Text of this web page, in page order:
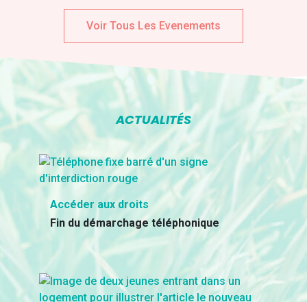
Voir Tous Les Evenements
ACTUALITÉS
Accéder aux droits
Fin du démarchage téléphonique